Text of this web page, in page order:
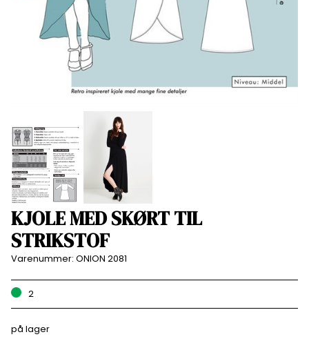
KJOLE MED SKØRT TIL
STRIKSTOF
Varenummer: ONION 2081
2
på lager